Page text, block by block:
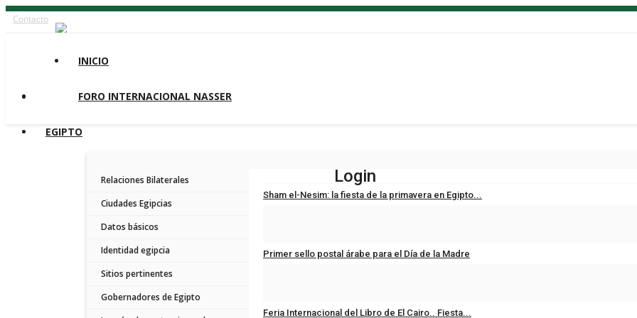
Contacto
INICIO
FORO INTERNACIONAL NASSER
EGIPTO
Relaciones Bilaterales
Ciudades Egipcias
Datos básicos
Identidad egipcia
Sitios pertinentes
Gobernadores de Egipto
Sham el-Nesim: la fiesta de la primavera en Egipto...
Primer sello postal árabe para el Día de la Madre
Feria Internacional del Libro de El Cairo.. Fiesta...
Login